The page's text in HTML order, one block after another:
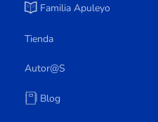
Familia Apuleyo
Tienda
Autor@s
Blog